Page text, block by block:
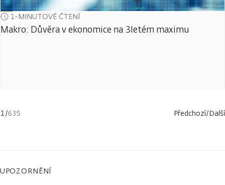
1-MINUTOVÉ ČTENÍ
Makro: Důvěra v ekonomice na 3letém maximu
1/635 Předchozí/Další
UPOZORNĚNÍ